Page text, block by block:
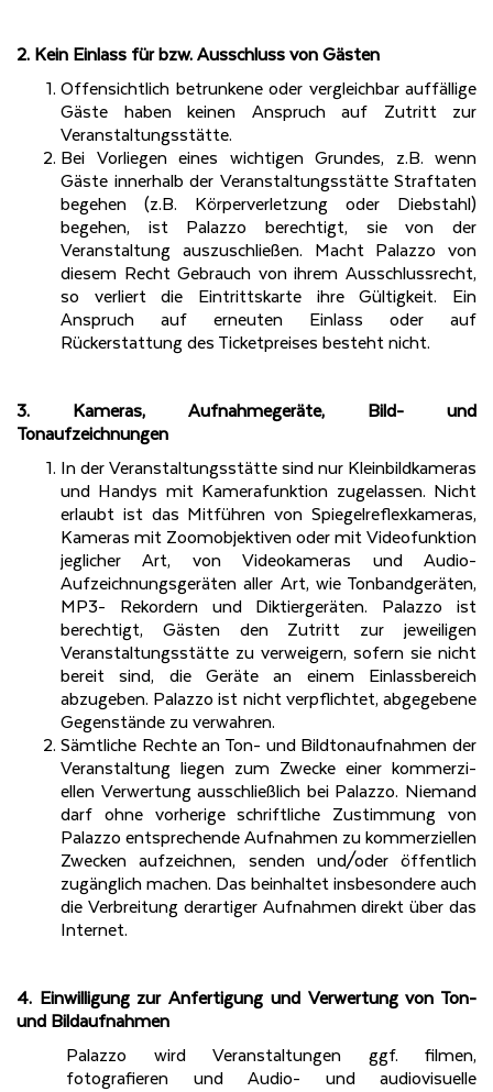
2. Kein Einlass für bzw. Ausschluss von Gästen
Offensichtlich betrunkene oder vergleichbar auffällige
Gäste haben keinen Anspruch auf Zutritt zur
Veranstaltungsstätte.
Bei Vorliegen eines wichtigen Grundes, z.B. wenn
Gäste innerhalb der Veranstaltungsstätte Straftaten
begehen (z.B. Körperverletzung oder Diebstahl)
begehen, ist Palazzo berechtigt, sie von der
Veranstaltung auszuschließen. Macht Palazzo von
diesem Recht Gebrauch von ihrem Ausschlussrecht,
so verliert die Eintrittskarte ihre Gültigkeit. Ein
Anspruch auf erneuten Einlass oder auf
Rückerstattung des Ticketpreises besteht nicht.
3. Kameras, Aufnahmegeräte, Bild- und
Tonaufzeichnungen
In der Veranstaltungsstätte sind nur Kleinbildkameras
und Handys mit Kamerafunktion zugelassen. Nicht
erlaubt ist das Mitführen von Spiegelreflexkameras,
Kameras mit Zoomobjektiven oder mit Videofunktion
jeglicher Art, von Videokameras und Audio-
Aufzeichnungsgeräten aller Art, wie Tonbandgeräten,
MP3- Rekordern und Diktiergeräten. Palazzo ist
berechtigt, Gästen den Zutritt zur jeweiligen
Veranstaltungsstätte zu verweigern, sofern sie nicht
bereit sind, die Geräte an einem Einlassbereich
abzugeben. Palazzo ist nicht verpflichtet, abgegebene
Gegenstände zu verwahren.
Sämtliche Rechte an Ton- und Bildtonaufnahmen der
Veranstaltung liegen zum Zwecke einer kommerzi-
ellen Verwertung ausschließlich bei Palazzo. Niemand
darf ohne vorherige schriftliche Zustimmung von
Palazzo entsprechende Aufnahmen zu kommerziellen
Zwecken aufzeichnen, senden und/oder öffentlich
zugänglich machen. Das beinhaltet insbesondere auch
die Verbreitung derartiger Aufnahmen direkt über das
Internet.
4. Einwilligung zur Anfertigung und Verwertung von Ton-
und Bildaufnahmen
Palazzo wird Veranstaltungen ggf. filmen,
fotografieren und Audio- und audiovisuelle